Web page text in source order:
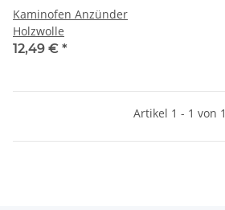
Kaminofen Anzünder
Holzwolle
12,49 € *
Artikel 1 - 1 von 1